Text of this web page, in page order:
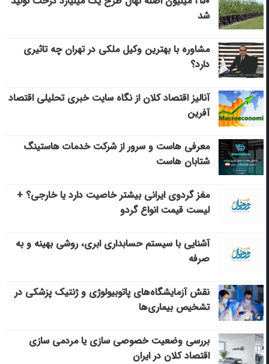
شد
مشاوره با بهترین وکیل ملکی در تهران چه تاثیری
دارد؟
آنالیز اقتصاد کلان از نگاه سایت خبری تحلیلی اقتصاد
آفرین
معرفی هاست و سرور از شرکت خدمات هاستینگ
شتابان هاست
مغز گردوی ایرانی بیشتر خاصیت دارد یا خارجی؟ +
لیست قیمت انواع گردو
آشنایی با سیستم حسابداری ابری، روشی بهینه و به
صرفه
نقش آزمایشگاه‌های پاتوبیولوژی و ژنتیک پزشکی در
تشخیص بیماری‌ها
بررسی وضعیت خصوصی سازی یا مردمی سازی
اقتصاد کلان در ایران